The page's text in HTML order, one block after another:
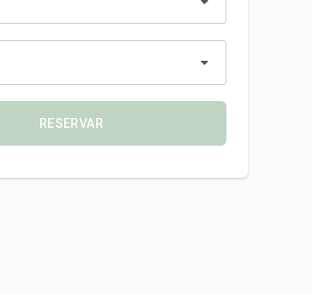
RESERVAR